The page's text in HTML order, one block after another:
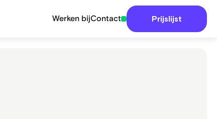
Werken bijContact Prijslijst